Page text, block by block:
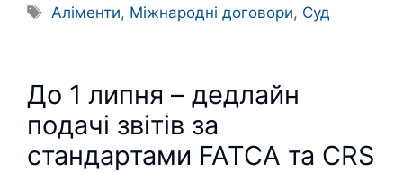
Позначки
Аліменти, Міжнародні договори, Суд
До 1 липня – дедлайн
подачі звітів за
стандартами FATCA та CRS